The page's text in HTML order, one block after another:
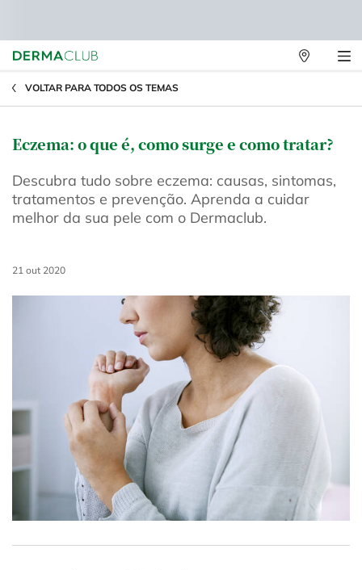
Lojas
VOLTAR PARA TODOS OS TEMAS
Eczema: o que é, como surge e como tratar?
Descubra tudo sobre eczema: causas, sintomas,
tratamentos e prevenção. Aprenda a cuidar
melhor da sua pele com o Dermaclub.
Creation Date:
21 out 2020
Update Date: